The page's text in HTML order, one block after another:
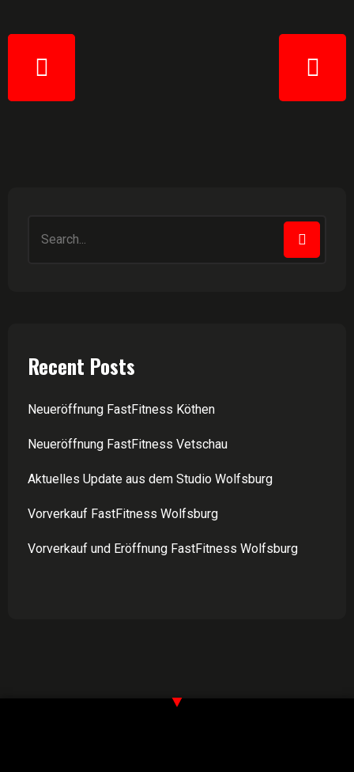
Recent Posts
Neueröffnung FastFitness Köthen
Neueröffnung FastFitness Vetschau
Aktuelles Update aus dem Studio Wolfsburg
Vorverkauf FastFitness Wolfsburg
Vorverkauf und Eröffnung FastFitness Wolfsburg